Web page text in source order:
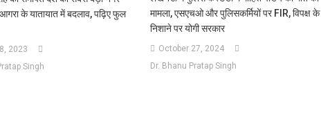
के यातायात में बदलाव, पढ़िए फुल
2023
Singh
मामला, एसएचओ और पुलिसकर्मियों पर FIR, विपक्ष के
निशाने पर योगी सरकार
October 27, 2024
Dr. Bhanu Pratap Singh